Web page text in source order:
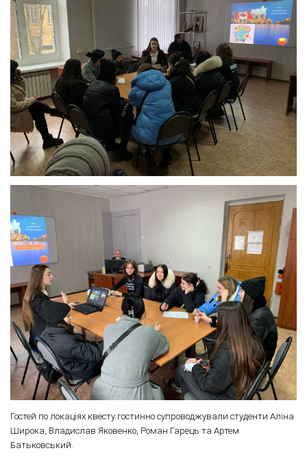
Гостей по локаціях квесту гостинно супроводжували студенти Аліна
Широка, Владислав Яковенко, Роман Гарець та Артем
Батьковський.